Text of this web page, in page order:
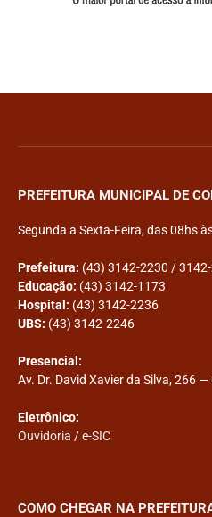
PREFEITURA MUNICIPAL DE
Segunda a Sexta-Feira, das 08hs
Prefeitura: (43) 3142-2230 /
Educação: (43) 3142-1173
Hospital: (43) 3142-2236
UBS: (43) 3142-2246
Presencial:
Av. Dr. David Xavier da Silva, 266
Eletrônico:
Ouvidoria /e-SIC
COMO CHEGAR NA